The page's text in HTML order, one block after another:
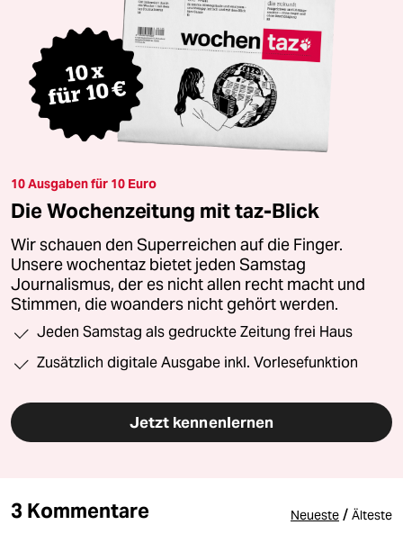
10 Ausgaben für 10 Euro
Die Wochenzeitung mit taz-Blick
Wir schauen den Superreichen auf die Finger.
Unsere wochentaz bietet jeden Samstag
Journalismus, der es nicht allen recht macht und
Stimmen, die woanders nicht gehört werden.
Jeden Samstag als gedruckte Zeitung frei Haus
Zusätzlich digitale Ausgabe inkl. Vorlesefunktion
Jetzt kennenlernen
3 Kommentare Neueste / Älteste